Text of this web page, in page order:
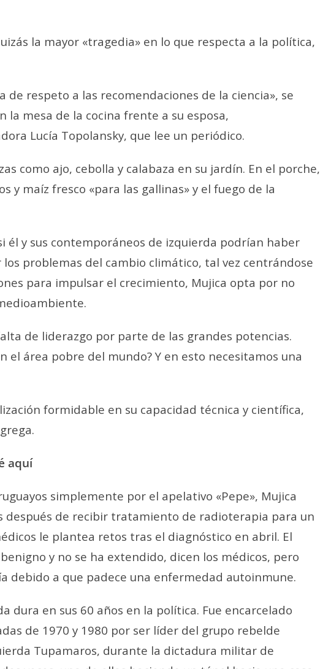
la mayor «tragedia» en lo que respecta a la política,
de respeto a las recomendaciones de la ciencia», se
la mesa de la cocina frente a su esposa,
Lucía Topolansky, que lee un periódico.
como ajo, cebolla y calabaza en su jardín. En el porche,
y maíz fresco «para las gallinas» y el fuego de la
él y sus contemporáneos de izquierda podrían haber
problemas del cambio climático, tal vez centrándose
para impulsar el crecimiento, Mujica opta por no
de liderazgo por parte de las grandes potencias.
el área pobre del mundo? Y en esto necesitamos una
formidable en su capacidad técnica y científica,
aquí
simplemente por el apelativo «Pepe», Mujica
después de recibir tratamiento de radioterapia para un
le plantea retos tras el diagnóstico en abril. El
y no se ha extendido, dicen los médicos, pero
debido a que padece una enfermedad autoinmune.
dura en sus 60 años en la política. Fue encarcelado
de 1970 y 1980 por ser líder del grupo rebelde
Tupamaros, durante la dictadura militar de